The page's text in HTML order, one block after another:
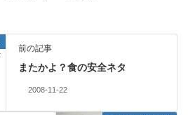
前の記事
またかよ？食の安全ネタ
2008-11-22